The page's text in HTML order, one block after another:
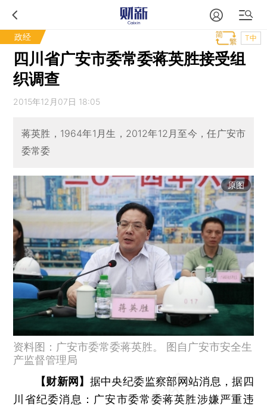
政经 T中
四川省广安市委常委蒋英胜接受组
织调查
2015年12月07日 18:05
蒋英胜，1964年1月生，2012年12月至今，任广安市
委常委
原图
资料图：广安市委常委蒋英胜。 图自广安市安全生
产监督管理局
【财新网】 据中央纪委监察部网站消息，据四
川省纪委消息：广安市委常委蒋英胜涉嫌严重违